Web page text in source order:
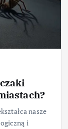
nasze
i